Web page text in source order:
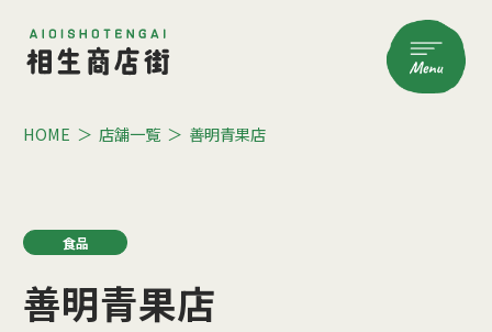
HOME 店舗一覧 善明青果店
食品
善明青果店